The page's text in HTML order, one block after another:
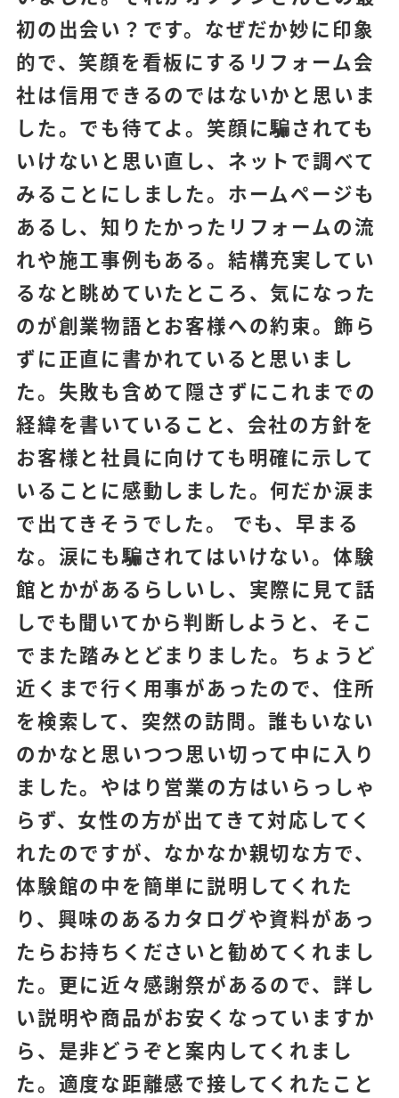
初の出会い？です。なぜだか妙に印象
的で、笑顔を看板にするリフォーム会
社は信用できるのではないかと思いま
した。でも待てよ。笑顔に騙されても
いけないと思い直し、ネットで調べて
みることにしました。ホームページも
あるし、知りたかったリフォームの流
れや施工事例もある。結構充実してい
るなと眺めていたところ、気になった
のが創業物語とお客様への約束。飾ら
ずに正直に書かれていると思いまし
た。失敗も含めて隠さずにこれまでの
経緯を書いていること、会社の方針を
お客様と社員に向けても明確に示して
いることに感動しました。何だか涙ま
で出てきそうでした。 でも、早まる
な。涙にも騙されてはいけない。体験
館とかがあるらしいし、実際に見て話
しでも聞いてから判断しようと、そこ
でまた踏みとどまりました。ちょうど
近くまで行く用事があったので、住所
を検索して、突然の訪問。誰もいない
のかなと思いつつ思い切って中に入り
ました。やはり営業の方はいらっしゃ
らず、女性の方が出てきて対応してく
れたのですが、なかなか親切な方で、
体験館の中を簡単に説明してくれた
り、興味のあるカタログや資料があっ
たらお持ちくださいと勧めてくれまし
た。更に近々感謝祭があるので、詳し
い説明や商品がお安くなっていますか
ら、是非どうぞと案内してくれまし
た。適度な距離感で接してくれたこと